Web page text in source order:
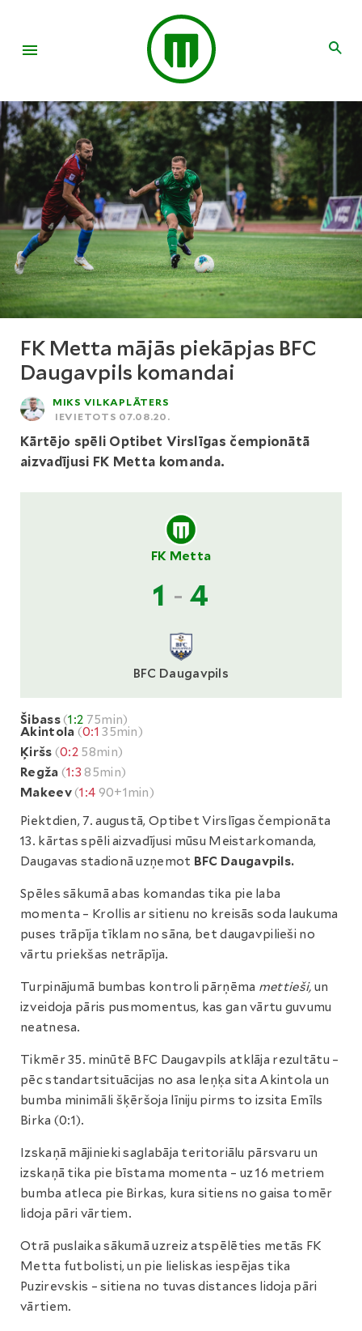
FK Metta mājās piekāpjas BFC
Daugavpils komandai
MIKS VILKAPLĀTERS
IEVIETOTS 07.08.20.
Kārtējo spēli Optibet Virslīgas čempionātā
aizvadījusi FK Metta komanda.
FK Metta
1 - 4
BFC Daugavpils
Šibass(1:2 75min)
Akintola (0:1 35min)
Ķiršs (0:2 58min)
Regža (1:3 85min)
Makeev(1:4 90+1min)
Piektdien, 7. augustā, Optibet Virslīgas čempionāta
13. kārtas spēli aizvadījusi mūsu Meistarkomanda,
Daugavas stadionā uzņemot BFC Daugavpils.
Spēles sākumā abas komandas tika pie laba
momenta – Krollis ar sitienu no kreisās soda laukuma
puses trāpīja tīklam no sāna, bet daugavpilieši no
vārtu priekšas netrāpīja.
Turpinājumā bumbas kontroli pārņēma mettieši, un
izveidoja pāris pusmomentus, kas gan vārtu guvumu
neatnesa.
Tikmēr 35. minūtē BFC Daugavpils atklāja rezultātu –
pēc standartsituācijas no asa leņķa sita Akintola un
bumba minimāli šķēršoja līniju pirms to izsita Emīls
Birka (0:1).
Izskaņā mājinieki saglabāja teritoriālu pārsvaru un
izskaņā tika pie bīstama momenta – uz 16 metriem
bumba atleca pie Birkas, kura sitiens no gaisa tomēr
lidoja pāri vārtiem.
Otrā puslaika sākumā uzreiz atspēlēties metās FK
Metta futbolisti, un pie lieliskas iespējas tika
Puzirevskis – sitiena no tuvas distances lidoja pāri
vārtiem.